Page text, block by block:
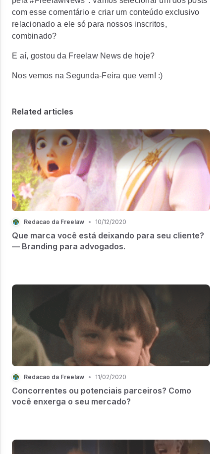
com esse comentário e criar um conteúdo exclusivo
relacionado a ele só para nossos inscritos,
combinado?
E aí, gostou da Freelaw News de hoje?
Nos vemos na Segunda-Feira que vem! :)
Related articles
Redacao da Freelaw • 10/12/2020
Que marca você está deixando para seu cliente?
— Branding para advogados.
Redacao da Freelaw • 11/02/2020
Concorrentes ou potenciais parceiros? Como
você enxerga o seu mercado?